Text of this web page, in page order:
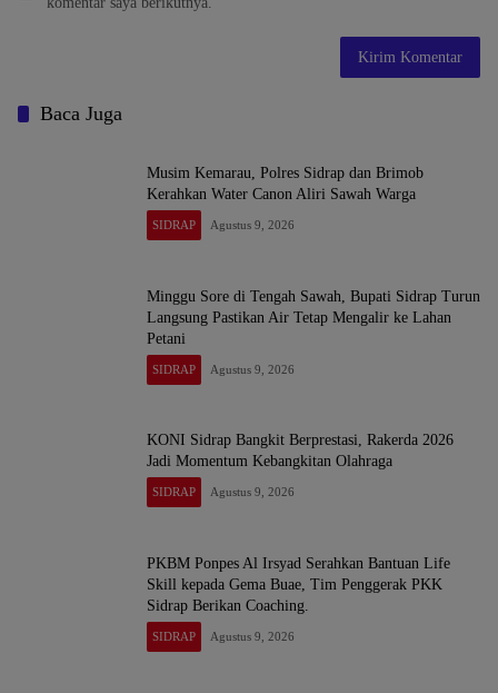
Baca Juga
Musim Kemarau, Polres Sidrap dan Brimob
Kerahkan Water Canon Aliri Sawah Warga
SIDRAP Agustus 9, 2026
Minggu Sore di Tengah Sawah, Bupati Sidrap Turun
Langsung Pastikan Air Tetap Mengalir ke Lahan
Petani
SIDRAP Agustus 9, 2026
KONI Sidrap Bangkit Berprestasi, Rakerda 2026
Jadi Momentum Kebangkitan Olahraga
SIDRAP Agustus 9, 2026
PKBM Ponpes Al Irsyad Serahkan Bantuan Life
Skill kepada Gema Buae, Tim Penggerak PKK
Sidrap Berikan Coaching.
SIDRAP Agustus 9, 2026